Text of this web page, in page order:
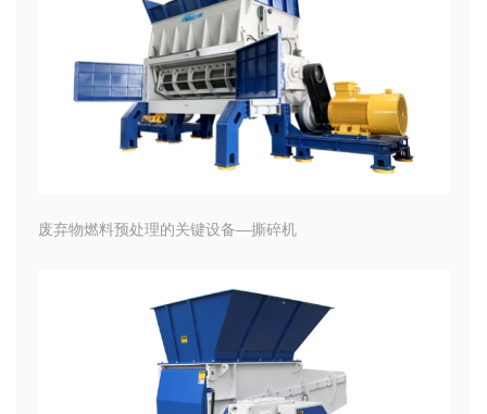
废弃物燃料预处理的关键设备—撕碎机